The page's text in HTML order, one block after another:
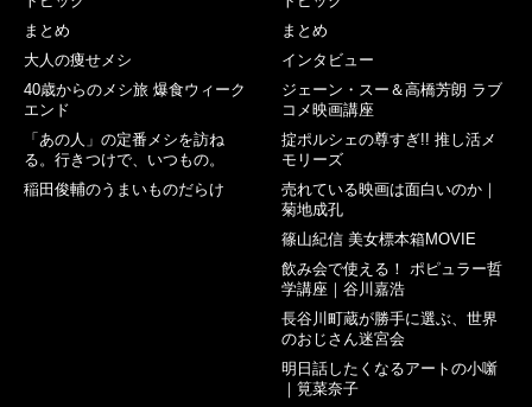
まとめ
大人の痩せメシ
40歳からのメシ旅 爆食ウィーク
エンド
「あの人」の定番メシを訪ね
る。行きつけで、いつもの。
稲田俊輔のうまいものだらけ
まとめ
インタビュー
ジェーン・スー＆高橋芳朗 ラブ
コメ映画講座
掟ポルシェの尊すぎ!! 推し活メ
モリーズ
売れている映画は面白いのか｜
菊地成孔
篠山紀信 美女標本箱MOVIE
飲み会で使える！ ポピュラー哲
学講座｜谷川嘉浩
長谷川町蔵が勝手に選ぶ、世界
のおじさん迷宮会
明日話したくなるアートの小噺
｜筧菜奈子